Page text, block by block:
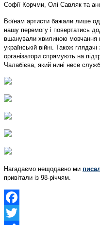
Софії Корчми, Олі Савляк та
Воїнам артисти бажали лише
нашу перемогу і повертатись
вшанували хвилиною мовчання
українській війні. Також
організатори спрямують на
Чалабієва, який нині несе
Нагадаємо нещодавно ми
привітали із 98-річчям.
Facebook